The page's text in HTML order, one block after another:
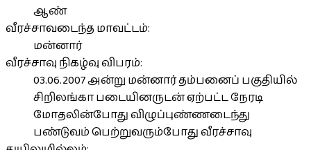
ஆண்
வீரச்சாவடைந்த மாவட்டம்:
மன்னார்
வீரச்சாவு நிகழ்வு விபரம்:
03.06.2007 அன்று மன்னார் தம்பனைப் பகுதியில்
சிறிலங்கா படையினருடன் ஏற்பட்ட நேரடி
மோதலின்போது விழுப்புண்ணடைந்து
பண்டுவம் பெற்றுவரும்போது வீரச்சாவு